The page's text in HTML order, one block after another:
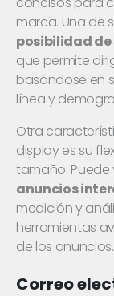
marca. Una de
posibilidad
que permite
basándose en
línea y
Otra
display es su
tamaño. Puede
anuncios
medición y
herramientas
de los anuncios.
Correo